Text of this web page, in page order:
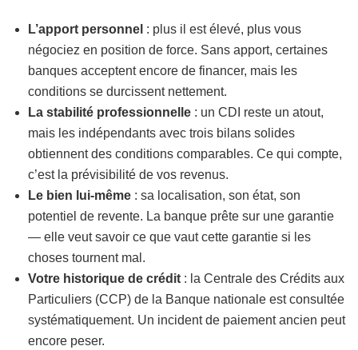
L’apport personnel : plus il est élevé, plus vous
négociez en position de force. Sans apport, certaines
banques acceptent encore de financer, mais les
conditions se durcissent nettement.
La stabilité professionnelle : un CDI reste un atout,
mais les indépendants avec trois bilans solides
obtiennent des conditions comparables. Ce qui compte,
c’est la prévisibilité de vos revenus.
Le bien lui-même : sa localisation, son état, son
potentiel de revente. La banque prête sur une garantie
— elle veut savoir ce que vaut cette garantie si les
choses tournent mal.
Votre historique de crédit : la Centrale des Crédits aux
Particuliers (CCP) de la Banque nationale est consultée
systématiquement. Un incident de paiement ancien peut
encore peser.